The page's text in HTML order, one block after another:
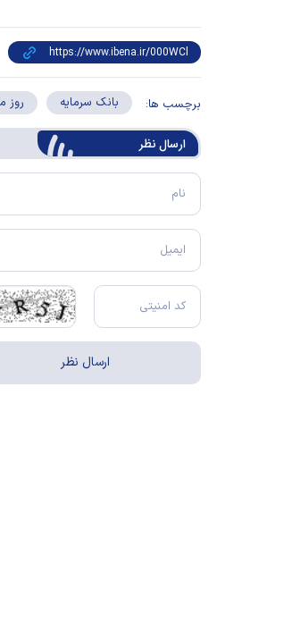
برچسب ها: بانک سرمایه روز
ارسال‌ نظر